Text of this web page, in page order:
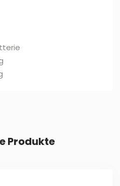
Produkte